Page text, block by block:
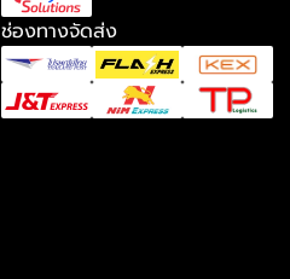
ช่องทางจัดส่ง